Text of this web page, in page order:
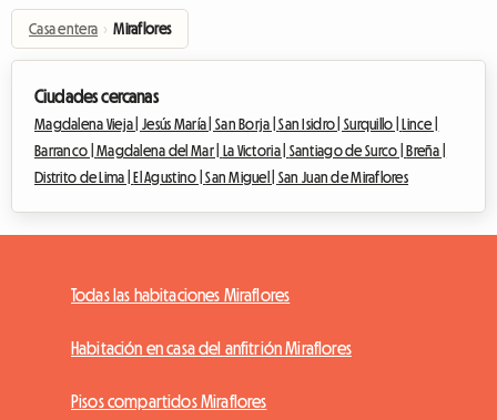
Casa entera › Miraflores
Ciudades cercanas
Magdalena Vieja |Jesús María | San Borja |San Isidro | Surquillo |
Lince |
Barranco |Magdalena del Mar | La Victoria | Santiago de Surco |
Breña |
Distrito de Lima |
El Agustino |San Miguel | San Juan de Miraflores
Todas las habitaciones Miraflores
Habitación en casa del anfitrión Miraflores
Pisos compartidos Miraflores